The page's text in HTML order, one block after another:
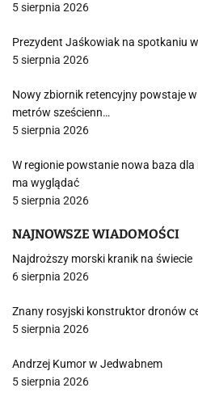
5 sierpnia 2026
Prezydent Jaśkowiak na spotkaniu
5 sierpnia 2026
Nowy zbiornik retencyjny powstaje
metrów sześcienn…
5 sierpnia 2026
W regionie powstanie nowa baza
ma wyglądać
5 sierpnia 2026
NAJNOWSZE WIADOMOŚCI
Najdroższy morski kranik na świecie
6 sierpnia 2026
Znany rosyjski konstruktor dronów
5 sierpnia 2026
Andrzej Kumor w Jedwabnem
5 sierpnia 2026